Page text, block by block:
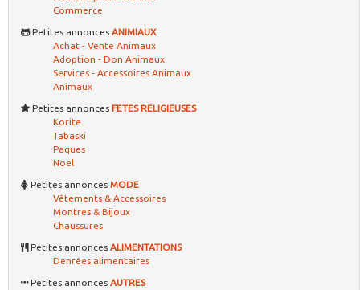
Commerce
Petites annonces ANIMIAUX
Achat - Vente Animaux
Adoption - Don Animaux
Services - Accessoires Animaux
Animaux
Petites annonces FETES RELIGIEUSES
Korite
Tabaski
Paques
Noel
Petites annonces MODE
Vêtements & Accessoires
Montres & Bijoux
Chaussures
Petites annonces ALIMENTATIONS
Denrées alimentaires
Petites annonces AUTRES